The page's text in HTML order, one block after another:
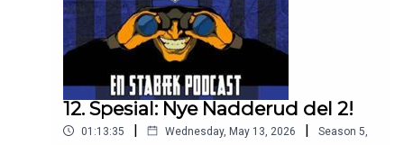
12. Spesial: Nye Nadderud del 2!
01:13:35 | Wednesday, May 13, 2026 | Season 5,